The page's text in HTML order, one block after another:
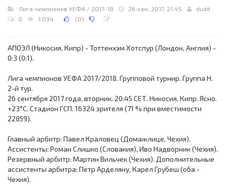
Лига чемпионов УЕФА / 2017-18 26-сен, 2017, 21:45
dudd
0
1 034 (0)
АПОЭЛ (Никосия, Кипр) - Тоттенхэм Хотспур (Лондон, Англия) -
0:3 (0:1).
Лига чемпионов УЕФА 2017/2018. Групповой турнир. Группа H.
2-й тур.
26 сентября 2017 года, вторник. 20:45 СЕТ. Никосия, Кипр. Ясно.
+23°C. Стадион ГСП. 16324 зрителя (71 % при вместимости
22859).
Главный арбитр: Павел Краловец (Домажлице, Чехия).
Ассистенты: Роман Слишко (Словакия), Иво Надворник (Чехия).
Резервный арбитр: Мартин Вильчек (Чехия). Дополнительные
ассистенты арбитра: Петр Арделяну, Карел Грубеш (оба -
Чехия).